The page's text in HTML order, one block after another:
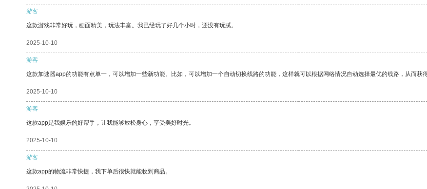
游客
这款游戏非常好玩，画面精美，玩法丰富。我已经玩了好几个小时，还没有玩腻。
2025-10-10
游客
这款加速器app的功能有点单一，可以增加一些新功能。比如，可以增加一个自动切换线路的功能，这样就可以根据网络情况自动选择最优的线路，从而获
2025-10-10
游客
这款app是我娱乐的好帮手，让我能够放松身心，享受美好时光。
2025-10-10
游客
这款app的物流非常快捷，我下单后很快就能收到商品。